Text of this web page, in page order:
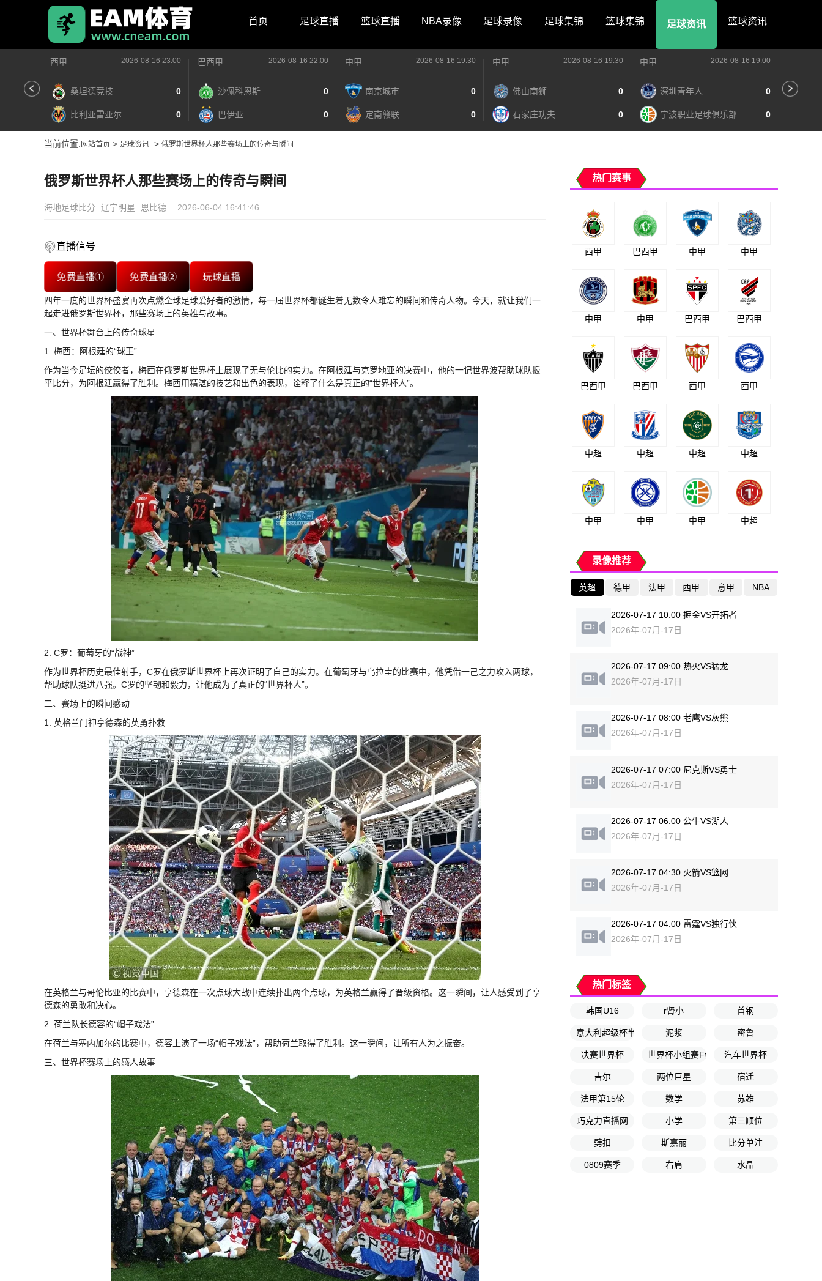
首页 足球直播 篮球直播 NBA录像 足球录像 足球集锦 篮球集锦 足球资讯 篮球资讯
西甲 2026-08-16 23:00
桑坦德竞技 0
比利亚雷亚尔 0
巴西甲 2026-08-16 22:00
沙佩科恩斯 0
巴伊亚 0
中甲 2026-08-16 19:30
南京城市 0
定南赣联 0
中甲 2026-08-16 19:30
佛山南狮 0
石家庄功夫 0
中甲 2026-08-16 19:00
深圳青年人 0
宁波职业足球俱乐部 0
当前位置: 网站首页 > 足球资讯 > 俄罗斯世界杯人那些赛场上的传奇与瞬间
俄罗斯世界杯人那些赛场上的传奇与瞬间
海地足球比分 辽宁明星 恩比德 2026-06-04 16:41:46
直播信号
免费直播① 免费直播② 玩球直播
四年一度的世界杯盛宴再次点燃全球足球爱好者的激情，每一届世界杯都诞生着无数令人难忘的瞬间和传奇人物。今天，就让我们一
起走进俄罗斯世界杯，那些赛场上的英雄与故事。
一、世界杯舞台上的传奇球星
1. 梅西：阿根廷的“球王”
作为当今足坛的佼佼者，梅西在俄罗斯世界杯上展现了无与伦比的实力。在阿根廷与克罗地亚的决赛中，他的一记世界波帮助球队扳
平比分，为阿根廷赢得了胜利。梅西用精湛的技艺和出色的表现，诠释了什么是真正的“世界杯人”。
2. C罗：葡萄牙的“战神”
作为世界杯历史最佳射手，C罗在俄罗斯世界杯上再次证明了自己的实力。在葡萄牙与乌拉圭的比赛中，他凭借一己之力攻入两球，
帮助球队挺进八强。C罗的坚韧和毅力，让他成为了真正的“世界杯人”。
二、赛场上的瞬间感动
1. 英格兰门神亨德森的英勇扑救
在英格兰与哥伦比亚的比赛中，亨德森在一次点球大战中连续扑出两个点球，为英格兰赢得了晋级资格。这一瞬间，让人感受到了亨
德森的勇敢和决心。
2. 荷兰队长德容的“帽子戏法”
在荷兰与塞内加尔的比赛中，德容上演了一场“帽子戏法”，帮助荷兰取得了胜利。这一瞬间，让所有人为之振奋。
三、世界杯赛场上的感人故事
热门赛事
西甲 巴西甲 中甲 中甲
中甲 中甲 巴西甲 巴西甲
巴西甲 巴西甲 西甲 西甲
中超 中超 中超 中超
中甲 中甲 中甲 中超
录像推荐
英超 德甲 法甲 西甲 意甲 NBA
2026-07-17 10:00 掘金VS开拓者
2026年-07月-17日
2026-07-17 09:00 热火VS猛龙
2026年-07月-17日
2026-07-17 08:00 老鹰VS灰熊
2026年-07月-17日
2026-07-17 07:00 尼克斯VS勇士
2026年-07月-17日
2026-07-17 06:00 公牛VS湖人
2026年-07月-17日
2026-07-17 04:30 火箭VS篮网
2026年-07月-17日
2026-07-17 04:00 雷霆VS独行侠
2026年-07月-17日
热门标签
韩国U16 r肾小 首钢
意大利超级杯半决赛 泥浆 密鲁
决赛世界杯 世界杯小组赛F组第1轮汽车世界杯
吉尔 两位巨星 宿迁
法甲第15轮 数学 苏雄
巧克力直播网 小学 第三顺位
劈扣 斯嘉丽 比分单注
0809赛季 右肩 水晶